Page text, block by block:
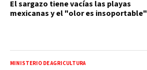
El sargazo tiene vacías las playas
mexicanas y el "olor es insoportable"
MINISTERIO DE AGRICULTURA